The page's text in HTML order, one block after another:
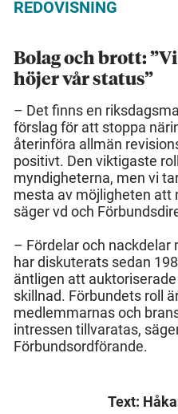
REDOVISNING
Bolag och brott:
höjer vår status”
– Det finns en
förslag för att stoppa
återinföra allmän
positivt. Den viktigaste
myndigheterna, men vi
mesta av möjligheten att
säger vd och
– Fördelar och
har diskuterats sedan
äntligen att
skillnad. Förbundets roll
medlemmarnas och
intressen tillvaratas,
Förbundsordförande.
Text: